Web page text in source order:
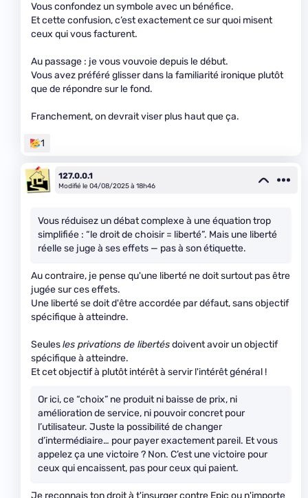
Vous confondez un symbole avec un bénéfice.
Et cette confusion, c’est exactement ce sur quoi misent
ceux qui vous facturent.
Au passage : je vous vouvoie depuis le début.
Vous avez préféré glisser dans la familiarité ironique plutôt
que de répondre sur le fond.
Franchement, on devrait viser plus haut que ça.
1
127.0.0.1
Modifié le 04/08/2025 à 18h46
Vous réduisez un débat complexe à une équation trop
simplifiée : “le droit de choisir = liberté”. Mais une liberté
réelle se juge à ses effets — pas à son étiquette.
Au contraire, je pense qu'une liberté ne doit surtout pas être
jugée sur ces effets.
Une liberté se doit d'être accordée par défaut, sans objectif
spécifique à atteindre.
Seulesles privations de libertésdoivent avoir un objectif
spécifique à atteindre.
Et cet objectif à plutôt intérêt à servir l'intérêt général !
Or ici, ce “choix” ne produit ni baisse de prix, ni
amélioration de service, ni pouvoir concret pour
l’utilisateur. Juste la possibilité de changer
d’intermédiaire… pour payer exactement pareil. Et vous
appelez ça une victoire ? Non. C’est une victoire pour
ceux qui encaissent, pas pour ceux qui paient.